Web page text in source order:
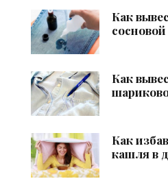
Как
Как
Как
кашля в